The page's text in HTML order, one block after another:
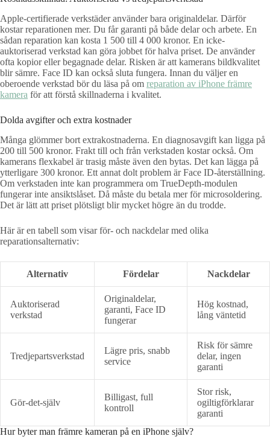
Apple-certifierade verkstäder använder bara originaldelar. Därför
kostar reparationen mer. Du får garanti på både delar och arbete. En
sådan reparation kan kosta 1 500 till 4 000 kronor. En icke-
auktoriserad verkstad kan göra jobbet för halva priset. De använder
ofta kopior eller begagnade delar. Risken är att kamerans bildkvalitet
blir sämre. Face ID kan också sluta fungera. Innan du väljer en
oberoende verkstad bör du läsa på om reparation av iPhone främre
kamera för att förstå skillnaderna i kvalitet.
Dolda avgifter och extra kostnader
Många glömmer bort extrakostnaderna. En diagnosavgift kan ligga på
200 till 500 kronor. Frakt till och från verkstaden kostar också. Om
kamerans flexkabel är trasig måste även den bytas. Det kan lägga på
ytterligare 300 kronor. Ett annat dolt problem är Face ID-återställning.
Om verkstaden inte kan programmera om TrueDepth-modulen
fungerar inte ansiktslåset. Då måste du betala mer för microsoldering.
Det är lätt att priset plötsligt blir mycket högre än du trodde.
Här är en tabell som visar för- och nackdelar med olika
reparationsalternativ:
Alternativ Fördelar Nackdelar
Auktoriserad
verkstad
Originaldelar,
garanti, Face ID
fungerar
Hög kostnad,
lång väntetid
Tredjepartsverkstad
Lägre pris, snabb
service
Risk för sämre
delar, ingen
garanti
Gör-det-själv
Billigast, full
kontroll
Stor risk,
ogiltigförklarar
garanti
Hur byter man främre kameran på en iPhone själv?